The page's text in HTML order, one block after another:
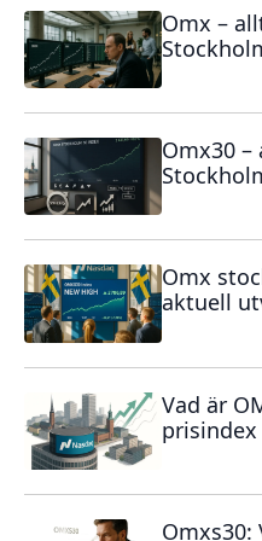
Omx –
Omx30
Omx
aktuell
Vad är
Omxs30: